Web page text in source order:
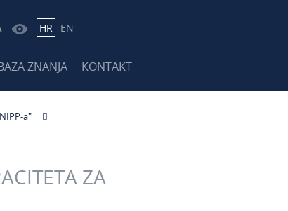
HR EN
ZNANJA KONTAKT
a"
ZA